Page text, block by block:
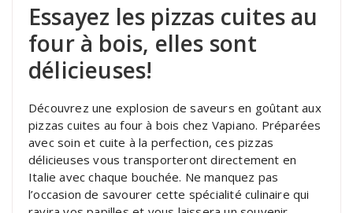
Essayez les pizzas cuites au
four à bois, elles sont
délicieuses!
Découvrez une explosion de saveurs en goûtant aux
pizzas cuites au four à bois chez Vapiano. Préparées
avec soin et cuite à la perfection, ces pizzas
délicieuses vous transporteront directement en
Italie avec chaque bouchée. Ne manquez pas
l’occasion de savourer cette spécialité culinaire qui